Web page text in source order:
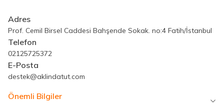
Adres
Prof. Cemil Birsel Caddesi Bahşende Sokak. no:4 Fatih/İstanbul
Telefon
02125725372
E-Posta
destek@aklindatut.com
Önemli Bilgiler